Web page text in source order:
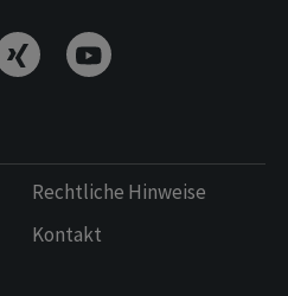
Rechtliche Hinweise
Kontakt